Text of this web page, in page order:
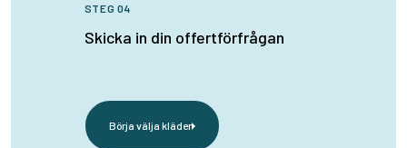
STEG 04
Skicka in din offertförfrågan
Börja välja kläder